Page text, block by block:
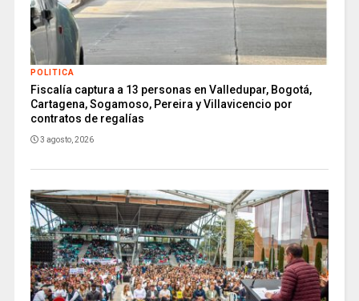
POLITICA
Fiscalía captura a 13 personas en Valledupar, Bogotá,
Cartagena, Sogamoso, Pereira y Villavicencio por
contratos de regalías
3 agosto, 2026